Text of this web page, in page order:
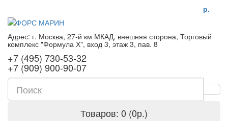
р.
Адрес: г. Москва, 27-й км МКАД, внешняя сторона, Торговый
комплекс "Формула Х", вход 3, этаж 3, пав. 8
+7 (495) 730-53-32
+7 (909) 900-90-07
Товаров: 0 (0р.)